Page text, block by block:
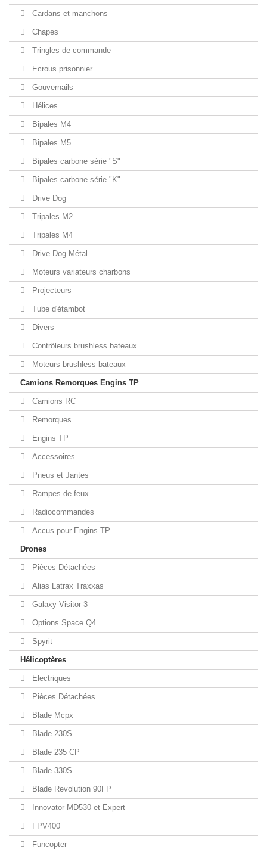
Cardans et manchons
Chapes
Tringles de commande
Ecrous prisonnier
Gouvernails
Hélices
Bipales M4
Bipales M5
Bipales carbone série "S"
Bipales carbone série "K"
Drive Dog
Tripales M2
Tripales M4
Drive Dog Métal
Moteurs variateurs charbons
Projecteurs
Tube d'étambot
Divers
Contrôleurs brushless bateaux
Moteurs brushless bateaux
Camions Remorques Engins TP
Camions RC
Remorques
Engins TP
Accessoires
Pneus et Jantes
Rampes de feux
Radiocommandes
Accus pour Engins TP
Drones
Pièces Détachées
Alias Latrax Traxxas
Galaxy Visitor 3
Options Space Q4
Spyrit
Hélicoptères
Electriques
Pièces Détachées
Blade Mcpx
Blade 230S
Blade 235 CP
Blade 330S
Blade Revolution 90FP
Innovator MD530 et Expert
FPV400
Funcopter